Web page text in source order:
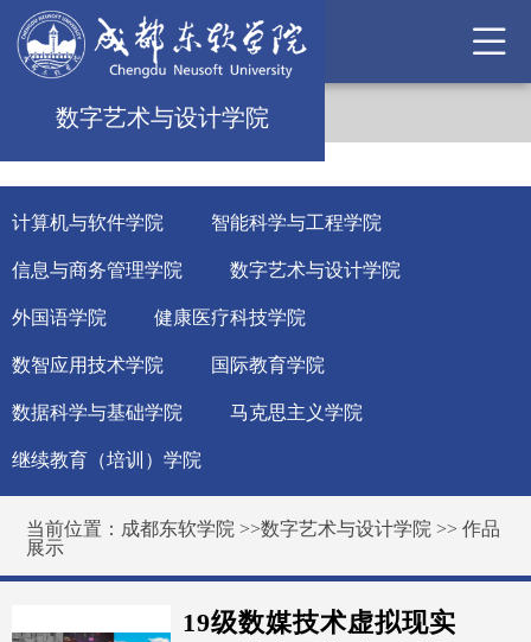
数字艺术与设计学院
计算机与软件学院 智能科学与工程学院
信息与商务管理学院 数字艺术与设计学院
外国语学院 健康医疗科技学院
数智应用技术学院 国际教育学院
数据科学与基础学院 马克思主义学院
继续教育（培训）学院
当前位置： 成都东软学院 >>数字艺术与设计学院 >>作品
展示
19级数媒技术虚拟现实